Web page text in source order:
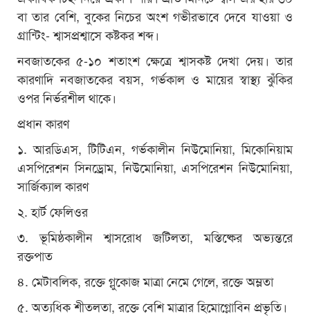
বা তার বেশি, বুকের নিচের অংশ গভীরভাবে দেবে যাওয়া ও
গ্রান্টিং- শ্বাসপ্রশ্বাসে কষ্টকর শব্দ।
নবজাতকের ৫-১০ শতাংশ ক্ষেত্রে শ্বাসকষ্ট দেখা দেয়। তার
কারণাদি নবজাতকের বয়স, গর্ভকাল ও মায়ের স্বাস্থ্য ঝুঁকির
ওপর নির্ভরশীল থাকে।
প্রধান কারণ
১. আরডিএস, টিটিএন, গর্ভকালীন নিউমোনিয়া, মিকোনিয়াম
এসপিরেশন সিনড্রোম, নিউমোনিয়া, এসপিরেশন নিউমোনিয়া,
সার্জিক্যাল কারণ
২. হার্ট ফেলিওর
৩. ভূমিষ্ঠকালীন শ্বাসরোধ জটিলতা, মস্তিষ্কের অভ্যন্তরে
রক্তপাত
৪. মেটাবলিক, রক্তে গ্লুকোজ মাত্রা নেমে গেলে, রক্তে অম্লতা
৫. অত্যধিক শীতলতা, রক্তে বেশি মাত্রার হিমোগ্লোবিন প্রভৃতি।